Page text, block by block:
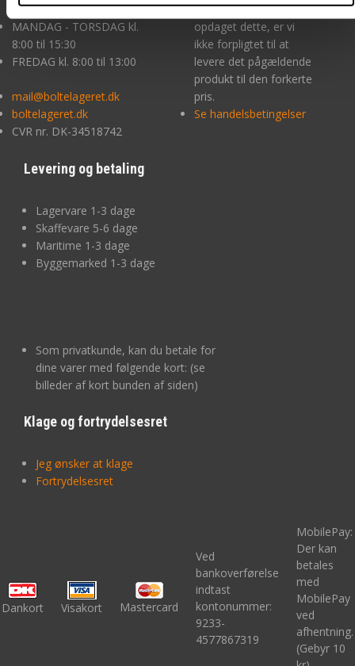
betaling
MANDAG - TORSDAG kl.
8:00 til 15:30
FREDAG kl. 8:00 til 13:00
mail@boltelageret.dk
boltelageret.dk
CVR nr. DK-34518742
rimeligvis burde havde
opdaget dette, er vi
ikke forpligtet til at
levere det pågældende
produkt til den forkerte
pris.
Se handelsbetingelser
Levering og betaling
Lagervare 1-3 dage
Skaffevare 5-6 dage
Maritime 1-3 dage
Byggemarked 1-3 dage
Som privatkunde, kan du betale for
dine varer med følgende kort: (se
billeder af kort bunden af siden)
Klage og fortrydelsesret
Jeg ønsker at klage
Fortrydelsesret
Dankort Visakort Mastercard
Ved
bankoverførelse
indtast
kontonummer:
9233-
4577867319
MobilePay:
Der kan
betales
med
MobilePay
ved
afhentning.
(Gebyr 10